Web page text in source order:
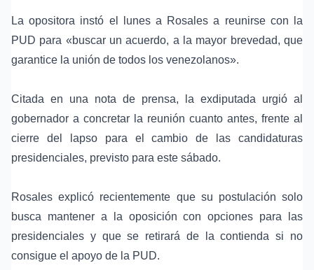
La opositora instó el lunes a Rosales a reunirse con la
PUD para «buscar un acuerdo, a la mayor brevedad, que
garantice la unión de todos los venezolanos».
Citada en una nota de prensa, la exdiputada urgió al
gobernador a concretar la reunión cuanto antes, frente al
cierre del lapso para el cambio de las candidaturas
presidenciales, previsto para este sábado.
Rosales explicó recientemente que su postulación solo
busca mantener a la oposición con opciones para las
presidenciales y que se retirará de la contienda si no
consigue el apoyo de la PUD.